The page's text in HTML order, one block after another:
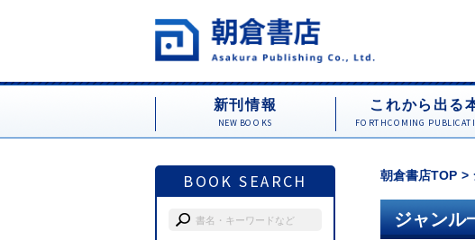
新刊情報
NEW BOOKS
これから出る
FORTHCOMING
BOOK SEARCH 朝倉書店TOP
ジャンル